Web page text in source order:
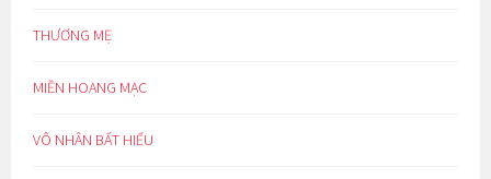
THƯƠNG MẸ
MIỀN HOANG MẠC
VÔ NHÂN BẤT HIẾU